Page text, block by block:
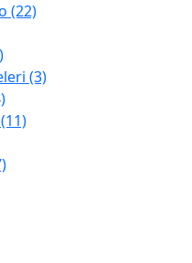
(22)
(3)